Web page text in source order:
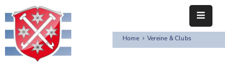
STARTSEITE
Home Vereine & Clubs